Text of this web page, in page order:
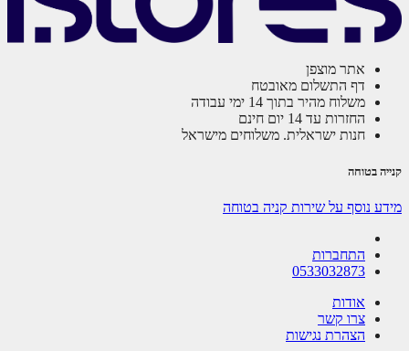
אתר מוצפן
דף התשלום מאובטח
משלוח מהיר בתוך 14 ימי עבודה
החזרות עד 14 יום חינם
חנות ישראלית. משלוחים מישראל
בטוחה
נוסף על שירות קניה בטוחה
התחברות
0533032873
אודות
צרו קשר
הצהרת נגישות